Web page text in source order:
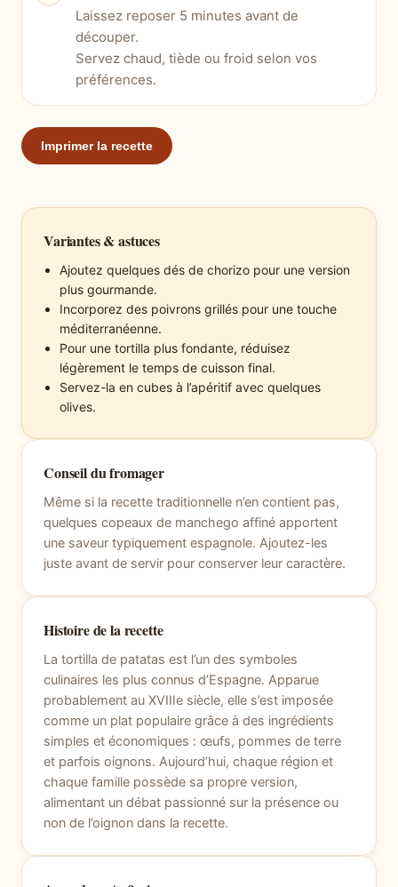
Laissez reposer 5 minutes avant de
découper.
Servez chaud, tiède ou froid selon vos
préférences.
Imprimer la recette
Variantes & astuces
Ajoutez quelques dés de chorizo pour une version
plus gourmande.
Incorporez des poivrons grillés pour une touche
méditerranéenne.
Pour une tortilla plus fondante, réduisez
légèrement le temps de cuisson final.
Servez-la en cubes à l’apéritif avec quelques
olives.
Conseil du fromager
Même si la recette traditionnelle n’en contient pas,
quelques copeaux de manchego affiné apportent
une saveur typiquement espagnole. Ajoutez-les
juste avant de servir pour conserver leur caractère.
Histoire de la recette
La tortilla de patatas est l’un des symboles
culinaires les plus connus d’Espagne. Apparue
probablement au XVIIIe siècle, elle s’est imposée
comme un plat populaire grâce à des ingrédients
simples et économiques : œufs, pommes de terre
et parfois oignons. Aujourd’hui, chaque région et
chaque famille possède sa propre version,
alimentant un débat passionné sur la présence ou
non de l’oignon dans la recette.